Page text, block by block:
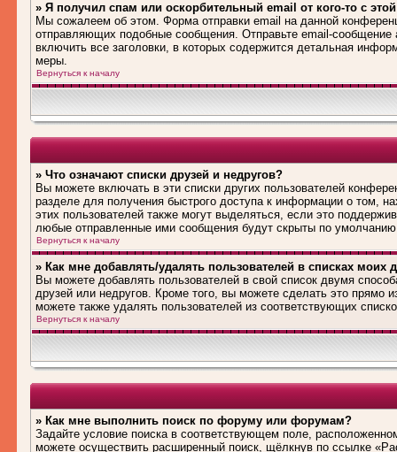
» Я получил спам или оскорбительный email от кого-то с
Мы сожалеем об этом. Форма отправки email на данной
отправляющих подобные сообщения. Отправьте email-
включить все заголовки, в которых содержится детальная
меры.
Вернуться к началу
» Что означают списки друзей и недругов?
Вы можете включать в эти списки других пользователей
разделе для получения быстрого доступа к информации о том,
этих пользователей также могут выделяться, если это
любые отправленные ими сообщения будут скрыты по
Вернуться к началу
» Как мне добавлять/удалять пользователей в списках моих
Вы можете добавлять пользователей в свой список двумя
друзей или недругов. Кроме того, вы можете сделать это прямо
можете также удалять пользователей из соответствующих
Вернуться к началу
» Как мне выполнить поиск по форуму или форумам?
Задайте условие поиска в соответствующем поле,
можете осуществить расширенный поиск, щёлкнув по ссылке